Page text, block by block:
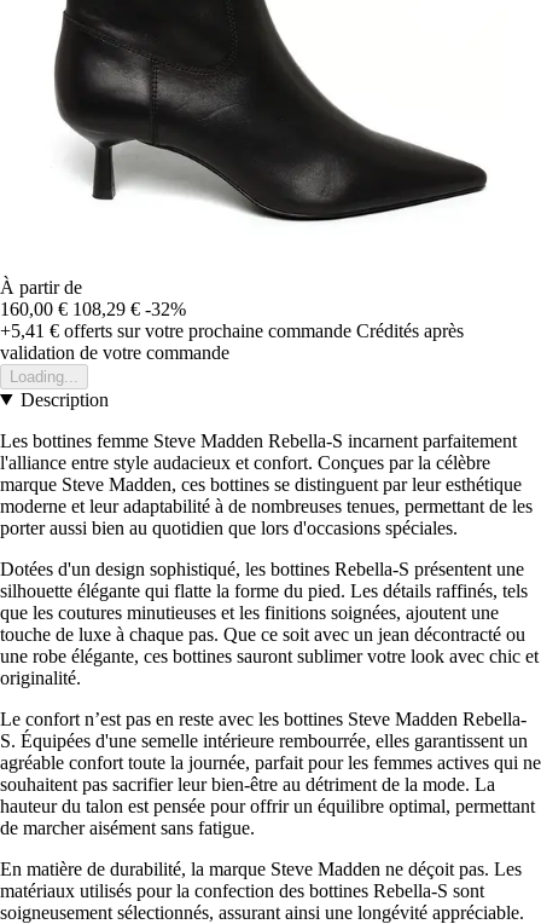
À partir de
160,00 € 108,29 € -32%
+5,41 € offerts sur votre prochaine commande Crédités après
validation de votre commande
Loading...
Description
Les bottines femme Steve Madden Rebella-S incarnent parfaitement
l'alliance entre style audacieux et confort. Conçues par la célèbre
marque Steve Madden, ces bottines se distinguent par leur esthétique
moderne et leur adaptabilité à de nombreuses tenues, permettant de les
porter aussi bien au quotidien que lors d'occasions spéciales.
Dotées d'un design sophistiqué, les bottines Rebella-S présentent une
silhouette élégante qui flatte la forme du pied. Les détails raffinés, tels
que les coutures minutieuses et les finitions soignées, ajoutent une
touche de luxe à chaque pas. Que ce soit avec un jean décontracté ou
une robe élégante, ces bottines sauront sublimer votre look avec chic et
originalité.
Le confort n’est pas en reste avec les bottines Steve Madden Rebella-
S. Équipées d'une semelle intérieure rembourrée, elles garantissent un
agréable confort toute la journée, parfait pour les femmes actives qui ne
souhaitent pas sacrifier leur bien-être au détriment de la mode. La
hauteur du talon est pensée pour offrir un équilibre optimal, permettant
de marcher aisément sans fatigue.
En matière de durabilité, la marque Steve Madden ne déçoit pas. Les
matériaux utilisés pour la confection des bottines Rebella-S sont
soigneusement sélectionnés, assurant ainsi une longévité appréciable.